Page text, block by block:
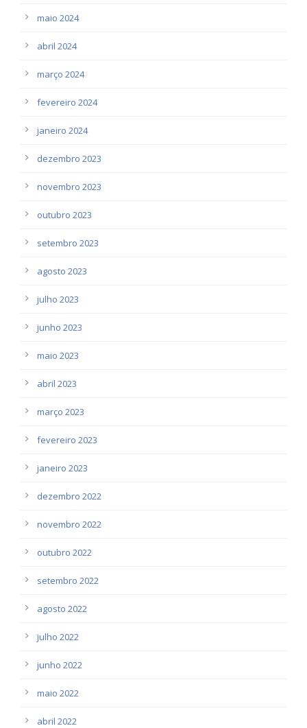
maio 2024
abril 2024
março 2024
fevereiro 2024
janeiro 2024
dezembro 2023
novembro 2023
outubro 2023
setembro 2023
agosto 2023
julho 2023
junho 2023
maio 2023
abril 2023
março 2023
fevereiro 2023
janeiro 2023
dezembro 2022
novembro 2022
outubro 2022
setembro 2022
agosto 2022
julho 2022
junho 2022
maio 2022
abril 2022